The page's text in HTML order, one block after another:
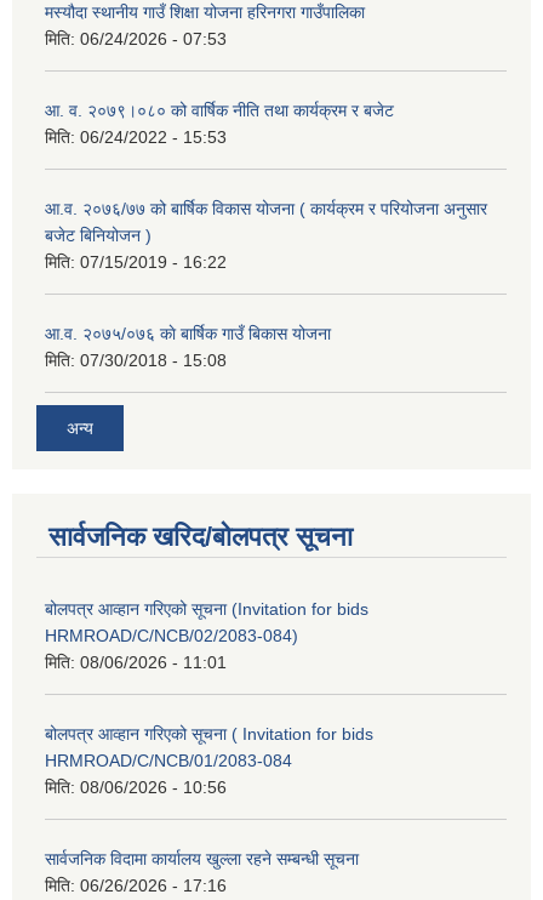
मस्यौदा स्थानीय गाउँ शिक्षा योजना हरिनगरा गाउँपालिका
मिति: 06/24/2026 - 07:53
आ. व. २०७९।०८० को वार्षिक नीति तथा कार्यक्रम र बजेट
मिति: 06/24/2022 - 15:53
आ.व. २०७६/७७ को बार्षिक विकास योजना ( कार्यक्रम र परियोजना अनुसार
बजेट बिनियोजन )
मिति: 07/15/2019 - 16:22
आ.व. २०७५/०७६ काे बार्षिक गाउँ बिकास योजना
मिति: 07/30/2018 - 15:08
अन्य
सार्वजनिक खरिद/बोलपत्र सूचना
बोलपत्र आव्हान गरिएको सूचना (Invitation for bids
HRMROAD/C/NCB/02/2083-084)
मिति: 08/06/2026 - 11:01
बोलपत्र आव्हान गरिएको सूचना ( Invitation for bids
HRMROAD/C/NCB/01/2083-084
मिति: 08/06/2026 - 10:56
सार्वजनिक विदामा कार्यालय खुल्ला रहने सम्बन्धी सूचना
मिति: 06/26/2026 - 17:16